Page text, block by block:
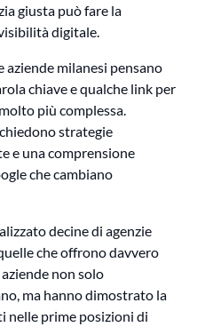
giusta può fare la
digitale.
aziende milanesi pensano
chiave e qualche link per
più complessa.
strategie
e una comprensione
che cambiano
decine di agenzie
che offrono davvero
non solo
ma hanno dimostrato la
nelle prime posizioni di